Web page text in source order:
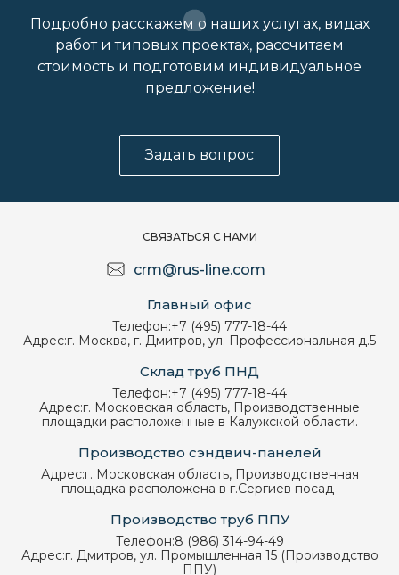
Подробно расскажем о наших услугах, видах
работ и типовых проектах, рассчитаем
стоимость и подготовим индивидуальное
предложение!
Задать вопрос
СВЯЗАТЬСЯ С НАМИ
crm@rus-line.com
Главный офис
Телефон:+7 (495) 777-18-44
Адрес:г. Москва, г. Дмитров, ул. Профессиональная д.5
Склад труб ПНД
Телефон:+7 (495) 777-18-44
Адрес:г. Московская область, Производственные
площадки расположенные в Калужской области.
Производство сэндвич-панелей
Адрес:г. Московская область, Производственная
площадка расположена в г.Сергиев посад
Производство труб ППУ
Телефон:8 (986) 314-94-49
Адрес:г. Дмитров, ул. Промышленная 15 (Производство
ППУ)